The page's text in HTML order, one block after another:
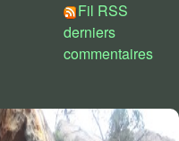
Fil RSS
derniers
commentaires